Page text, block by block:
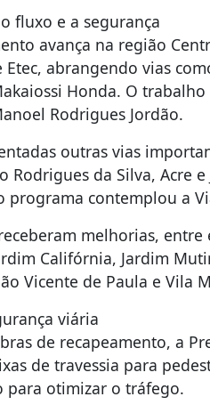
fluxo e a segurança
avança na região
abrangendo vias
Honda. O
Rodrigues Jordão.
outras vias
Rodrigues da Silva, Acre
programa contemplou a
melhorias, entre
Califórnia, Jardim
Vicente de Paula e Vila
viária
de recapeamento, a
de travessia para
para otimizar o tráfego.